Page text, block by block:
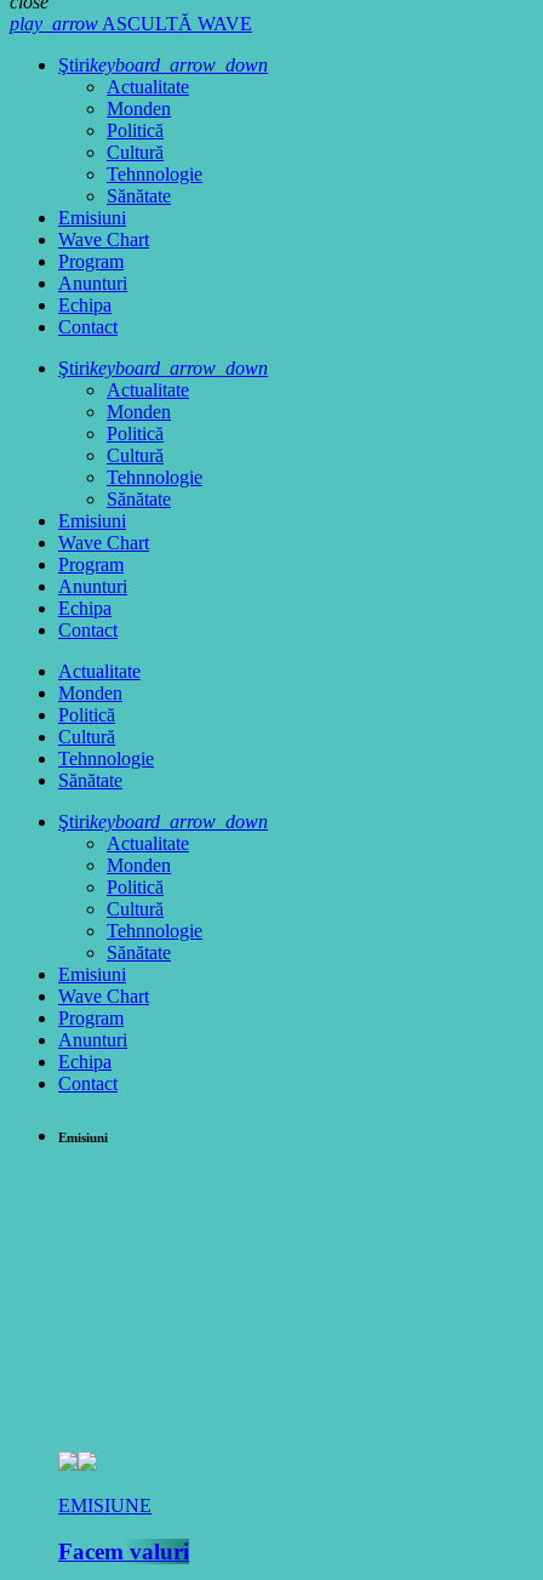
play_arrowASCULTĂ WAVE
Ştirikeyboard_arrow_down
Actualitate
Monden
Politică
Cultură
Tehnnologie
Sănătate
Emisiuni
Wave Chart
Program
Anunturi
Echipa
Contact
Ştirikeyboard_arrow_down
Actualitate
Monden
Politică
Cultură
Tehnnologie
Sănătate
Emisiuni
Wave Chart
Program
Anunturi
Echipa
Contact
Actualitate
Monden
Politică
Cultură
Tehnnologie
Sănătate
Ştirikeyboard_arrow_down
Actualitate
Monden
Politică
Cultură
Tehnnologie
Sănătate
Emisiuni
Wave Chart
Program
Anunturi
Echipa
Contact
Emisiuni
EMISIUNE
Facem valuri